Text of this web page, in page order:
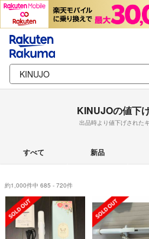
KINUJOの値下
出品時より値下げされた
すべて 新品
約1,000件中 685 - 720件